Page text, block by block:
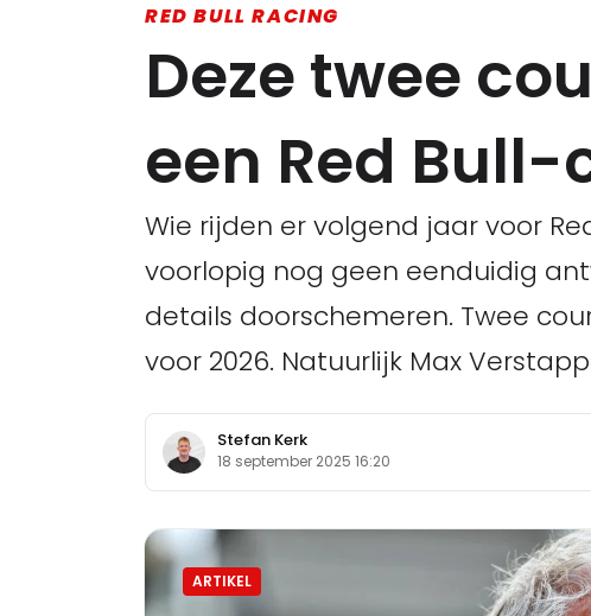
RED BULL RACING
Deze twee
een Red
Wie rijden er volgend jaar voor
voorlopig nog geen eenduidig
details doorschemeren. Twee
voor 2026. Natuurlijk Max
Stefan Kerk
18 september 2025 16:20
ARTIKEL